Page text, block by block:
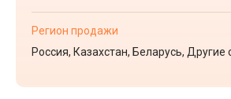
Регион продажи
Россия, Казахстан, Беларусь, Другие